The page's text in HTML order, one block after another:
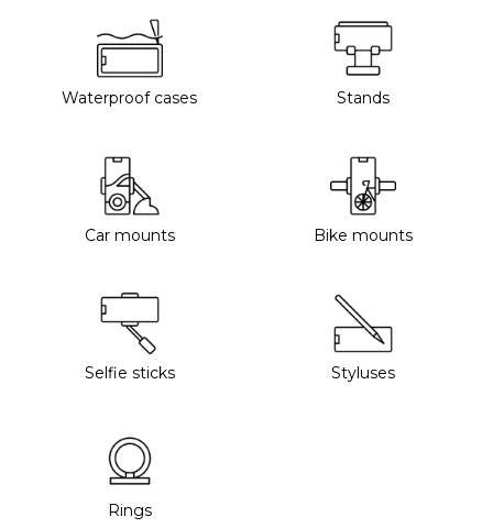
Waterproof cases Stands
Car mounts Bike mounts
Selfie sticks Styluses
Rings